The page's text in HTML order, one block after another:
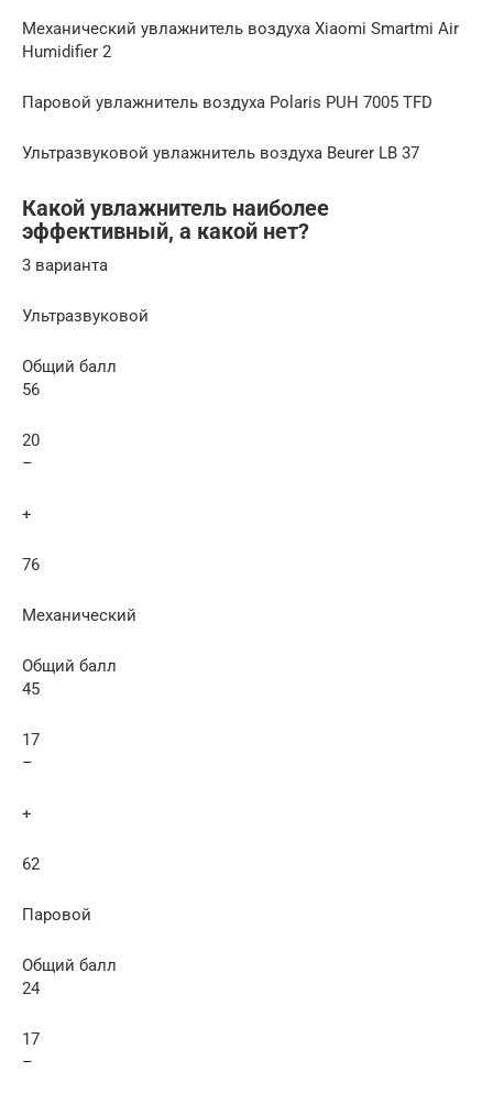
Механический увлажнитель воздуха Xiaomi Smartmi Air
Humidifier 2
Паровой увлажнитель воздуха Polaris PUH 7005 TFD
Ультразвуковой увлажнитель воздуха Beurer LB 37
Какой увлажнитель наиболее
эффективный, а какой нет?
3 варианта
Ультразвуковой
Общий балл
56
20
–
+
76
Механический
Общий балл
45
17
–
+
62
Паровой
Общий балл
24
17
–